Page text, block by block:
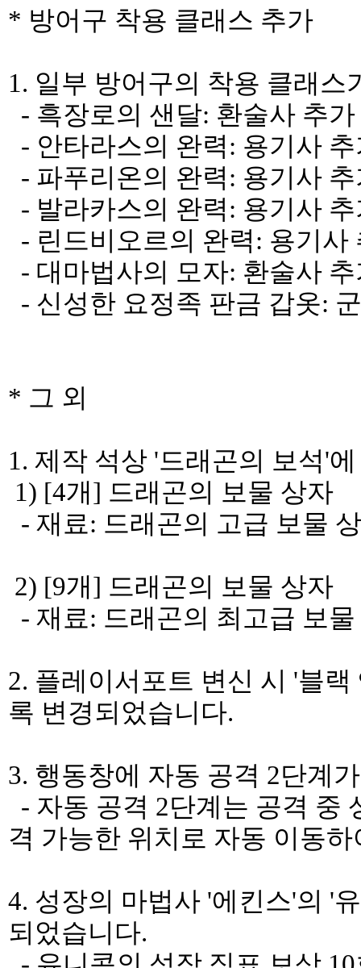
* 방어구 착용 클래스 추가
1. 일부 방어구의 착용 클래스
- 흑장로의 샌달: 환술사 추가
- 안타라스의 완력: 용기사
- 파푸리온의 완력: 용기사
- 발라카스의 완력: 용기사
- 린드비오르의 완력: 용기사
- 대마법사의 모자: 환술사
- 신성한 요정족 판금 갑옷:
* 그 외
1. 제작 석상 '드래곤의 보석'
1) [4개] 드래곤의 보물 상자
- 재료: 드래곤의 고급 보물
2) [9개] 드래곤의 보물 상자
- 재료: 드래곤의 최고급 보
2. 플레이서포트 변신 시 '블
록 변경되었습니다.
3. 행동창에 자동 공격 2단계
- 자동 공격 2단계는 공격 중
격 가능한 위치로 자동 이동
4. 성장의 마법사 '에킨스'의 '
되었습니다.